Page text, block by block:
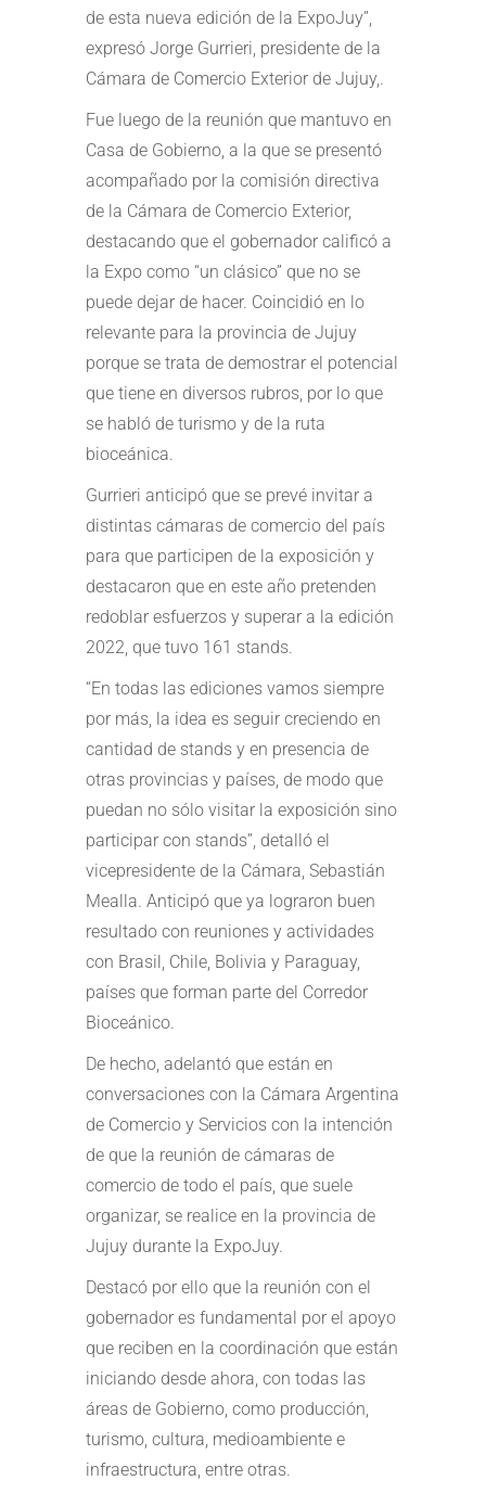
de esta nueva edición de la ExpoJuy”,
expresó Jorge Gurrieri, presidente de la
Cámara de Comercio Exterior de Jujuy,.
Fue luego de la reunión que mantuvo en
Casa de Gobierno, a la que se presentó
acompañado por la comisión directiva
de la Cámara de Comercio Exterior,
destacando que el gobernador calificó a
la Expo como “un clásico” que no se
puede dejar de hacer. Coincidió en lo
relevante para la provincia de Jujuy
porque se trata de demostrar el potencial
que tiene en diversos rubros, por lo que
se habló de turismo y de la ruta
bioceánica.
Gurrieri anticipó que se prevé invitar a
distintas cámaras de comercio del país
para que participen de la exposición y
destacaron que en este año pretenden
redoblar esfuerzos y superar a la edición
2022, que tuvo 161 stands.
“En todas las ediciones vamos siempre
por más, la idea es seguir creciendo en
cantidad de stands y en presencia de
otras provincias y países, de modo que
puedan no sólo visitar la exposición sino
participar con stands”, detalló el
vicepresidente de la Cámara, Sebastián
Mealla. Anticipó que ya lograron buen
resultado con reuniones y actividades
con Brasil, Chile, Bolivia y Paraguay,
países que forman parte del Corredor
Bioceánico.
De hecho, adelantó que están en
conversaciones con la Cámara Argentina
de Comercio y Servicios con la intención
de que la reunión de cámaras de
comercio de todo el país, que suele
organizar, se realice en la provincia de
Jujuy durante la ExpoJuy.
Destacó por ello que la reunión con el
gobernador es fundamental por el apoyo
que reciben en la coordinación que están
iniciando desde ahora, con todas las
áreas de Gobierno, como producción,
turismo, cultura, medioambiente e
infraestructura, entre otras.